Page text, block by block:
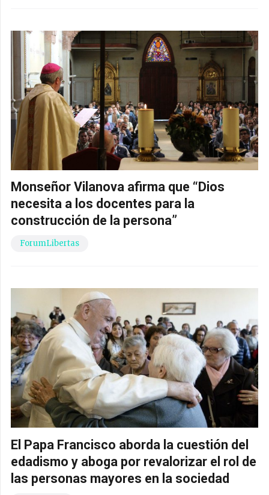
Monseñor Vilanova afirma que “Dios
necesita a los docentes para la
construcción de la persona”
ForumLibertas
El Papa Francisco aborda la cuestión del
edadismo y aboga por revalorizar el rol de
las personas mayores en la sociedad